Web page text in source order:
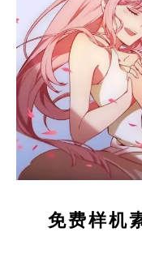
免费样机